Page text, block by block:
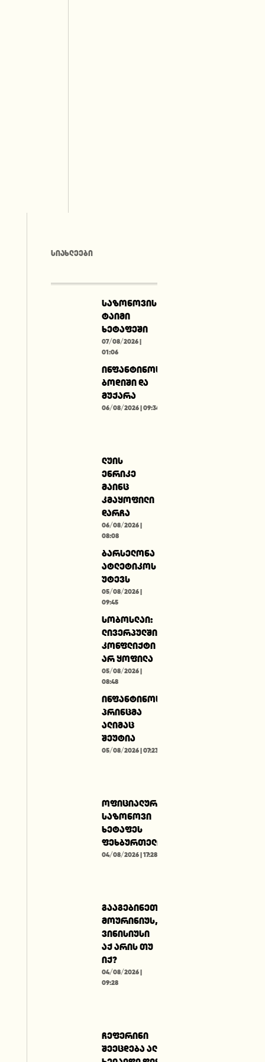
ᲡᲘᲐᲮᲚᲔᲔᲑᲘ
საზონოვის
ტაიმი
ხეტაფეში
07/08/2026 |
01:06
ინფანტინოს
ბოდიში და
მუქარა
06/08/2026 | 09:34
ლუის
ენრიკე
მაინც
კმაყოფილი
დარჩა
06/08/2026 |
08:08
ბარსელონა
ატლეტიკოს
უტევს
05/08/2026 |
09:45
სობოსლაი:
ლივერპულში
კონფლიქტი
არ ყოფილა
05/08/2026 |
08:48
ინფანტინოს
პრინცმა
ალიმაც
შეუტია
05/08/2026 | 07:23
ოფიციალურად:
საზონოვი
ხეტაფეს
ფეხბურთელია!
04/08/2026 | 17:28
გააგებინეთ
მოურინიუს,
ვინისიუსი
აქ არის თუ
იქ?
04/08/2026 |
09:28
ჩეფერინი
შეეცდება ალ-